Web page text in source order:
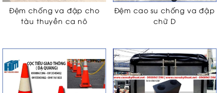
Đệm chống va đập cho
tàu thuyền ca nô
Đệm cao su chống va đập
chữ D